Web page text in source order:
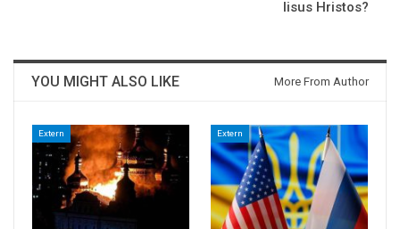
Iisus Hristos?
YOU MIGHT ALSO LIKE More From Author
Extern Extern